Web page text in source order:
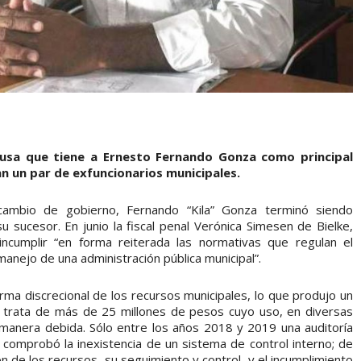
que tiene a Ernesto Fernando Gonza como principal
un par de exfuncionarios municipales.
de gobierno, Fernando “Kila” Gonza terminó siendo
En junio la fiscal penal Verónica Simesen de Bielke,
“en forma reiterada las normativas que regulan el
de una administración pública municipal”.
discrecional de los recursos municipales, lo que produjo un
de más de 25 millones de pesos cuyo uso, en diversas
debida. Sólo entre los años 2018 y 2019 una auditoría
la inexistencia de un sistema de control interno; de